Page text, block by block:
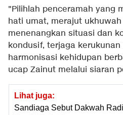
"Pilihlah penceramah yang
hati umat, merajut
menenangkan situasi dan
kondusif, terjaga
harmonisasi kehidupan
ucap Zainut melalui siaran
Lihat juga:
Sandiaga Sebut Dakwah